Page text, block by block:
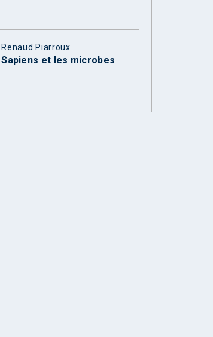
Renaud Piarroux
Sapiens et les microbes